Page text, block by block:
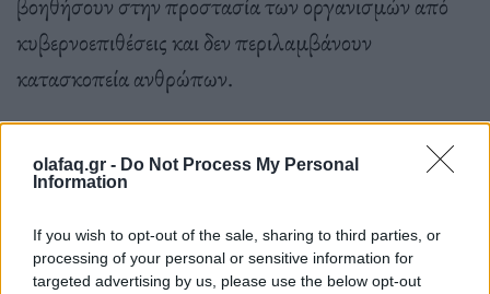
olafaq.gr - Do Not Process My Personal
Information
If you wish to opt-out of the sale, sharing to third parties, or
processing of your personal or sensitive information for
targeted advertising by us, please use the below opt-out
κυβερνοεπιθέσεις και δεν περιλαμβάνουν
κατασκοπεία ανθρώπων.
«Τα δεδομένα netflow είναι χρήσιμα για την
[κατανεμημένων επιθέσεων άρνησης παροχής
υπηρεσιών]», δήλωσε η Nixon στο CNN.«Δεν